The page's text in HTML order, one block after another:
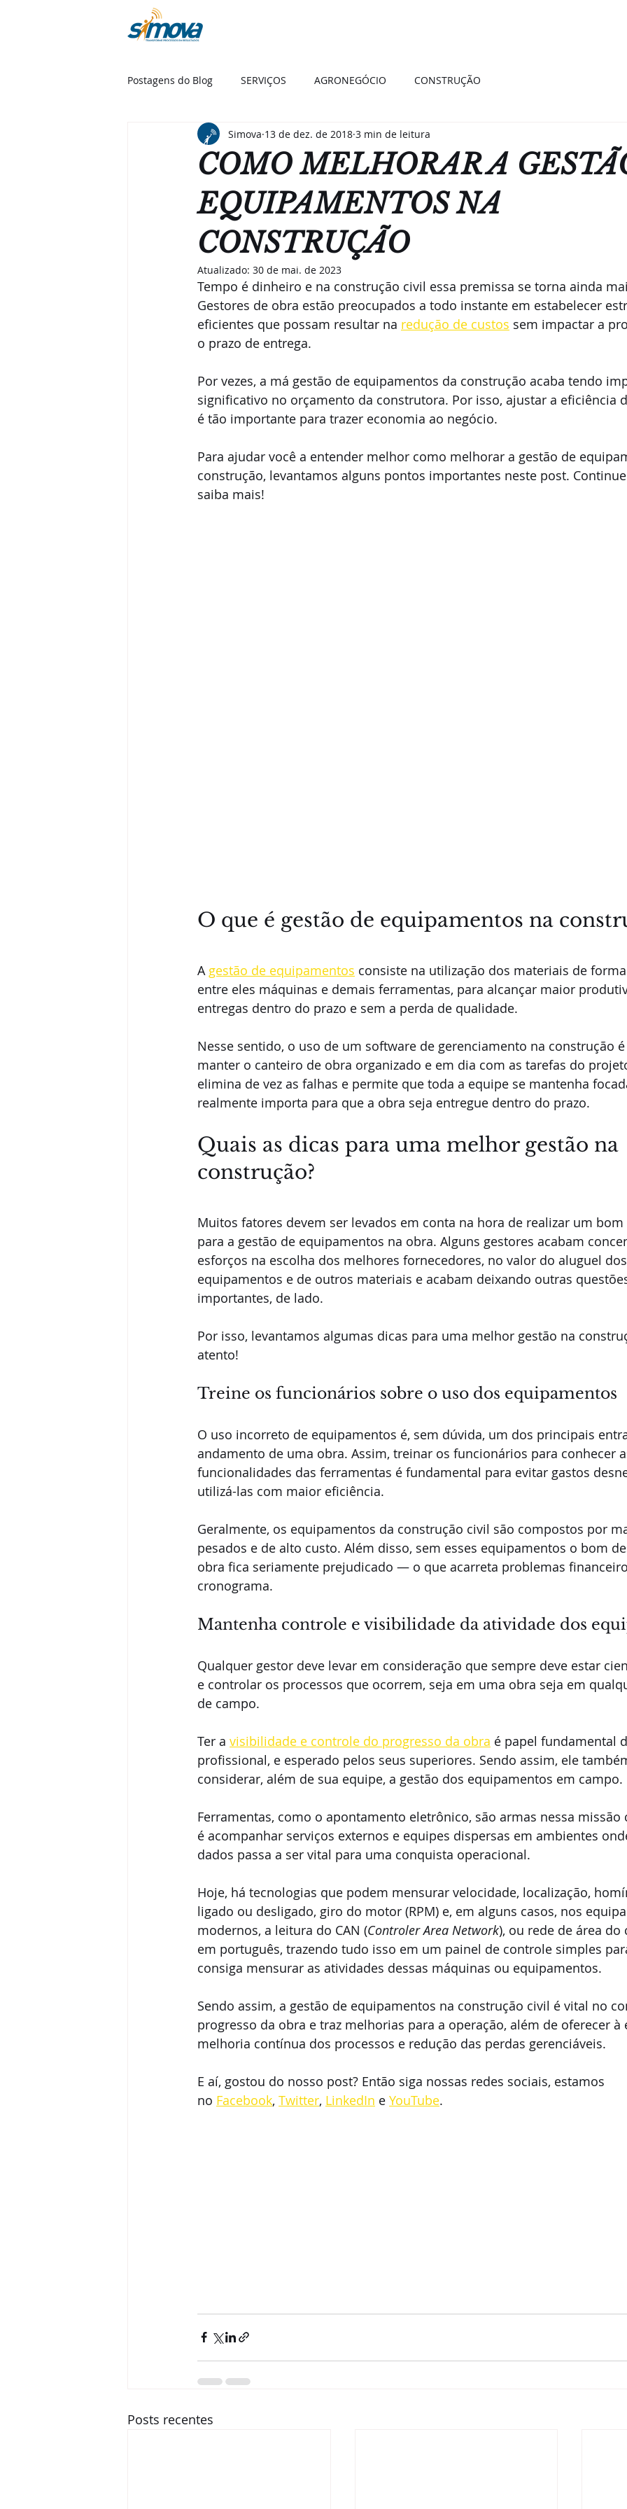
Postagens do Blog SERVIÇOS AGRONEGÓCIO CONSTRUÇÃO
COMO MELHORAR A
EQUIPAMENTOS NA
CONSTRUÇÃO
Simova 13 de dez. de 2018 3 min de leitura
Atualizado: 30 de mai. de 2023
Tempo é dinheiro e na construção civil essa premissa se torna ainda
Gestores de obra estão preocupados a todo instante em estabelecer
eficientes que possam resultar na redução de custos sem impactar a
o prazo de entrega.
Por vezes, a má gestão de equipamentos da construção acaba tendo
significativo no orçamento da construtora. Por isso, ajustar a eficiência
é tão importante para trazer economia ao negócio.
Para ajudar você a entender melhor como melhorar a gestão de
construção, levantamos alguns pontos importantes neste post.
saiba mais!
O que é gestão de equipamentos na
A gestão de equipamentos consiste na utilização dos materiais de
entre eles máquinas e demais ferramentas, para alcançar maior
entregas dentro do prazo e sem a perda de qualidade.
Nesse sentido, o uso de um software de gerenciamento na construção é
manter o canteiro de obra organizado e em dia com as tarefas do
elimina de vez as falhas e permite que toda a equipe se mantenha
realmente importa para que a obra seja entregue dentro do prazo.
Quais as dicas para uma melhor gestão na
construção?
Muitos fatores devem ser levados em conta na hora de realizar um
para a gestão de equipamentos na obra. Alguns gestores acabam
esforços na escolha dos melhores fornecedores, no valor do aluguel dos
equipamentos e de outros materiais e acabam deixando outras
importantes, de lado.
Por isso, levantamos algumas dicas para uma melhor gestão na
atento!
Treine os funcionários sobre o uso dos equipamentos
O uso incorreto de equipamentos é, sem dúvida, um dos principais
andamento de uma obra. Assim, treinar os funcionários para conhecer
funcionalidades das ferramentas é fundamental para evitar gastos
utilizá-las com maior eficiência.
Geralmente, os equipamentos da construção civil são compostos por
pesados e de alto custo. Além disso, sem esses equipamentos o bom
obra fica seriamente prejudicado — o que acarreta problemas
cronograma.
Mantenha controle e visibilidade da atividade dos
Qualquer gestor deve levar em consideração que sempre deve estar
e controlar os processos que ocorrem, seja em uma obra seja em
de campo.
Ter a visibilidade e controle do progresso da obra é papel fundamental
profissional, e esperado pelos seus superiores. Sendo assim, ele
considerar, além de sua equipe, a gestão dos equipamentos em campo.
Ferramentas, como o apontamento eletrônico, são armas nessa missão
é acompanhar serviços externos e equipes dispersas em ambientes
dados passa a ser vital para uma conquista operacional.
Hoje, há tecnologias que podem mensurar velocidade, localização,
ligado ou desligado, giro do motor (RPM) e, em alguns casos, nos
modernos, a leitura do CAN (Controler Area Network), ou rede de área do
em português, trazendo tudo isso em um painel de controle simples
consiga mensurar as atividades dessas máquinas ou equipamentos.
Sendo assim, a gestão de equipamentos na construção civil é vital no
progresso da obra e traz melhorias para a operação, além de oferecer à
melhoria contínua dos processos e redução das perdas gerenciáveis.
E aí, gostou do nosso post? Então siga nossas redes sociais, estamos
no Facebook, Twitter, LinkedIn e YouTube.
Posts recentes